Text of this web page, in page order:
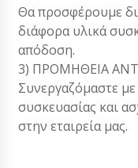
Θα προσφέρουμε
διάφορα υλικά
απόδοση.
3) ΠΡΟΜΗΘΕΙΑ
Συνεργαζόμαστε
συσκευασίας και
στην εταιρεία μας.